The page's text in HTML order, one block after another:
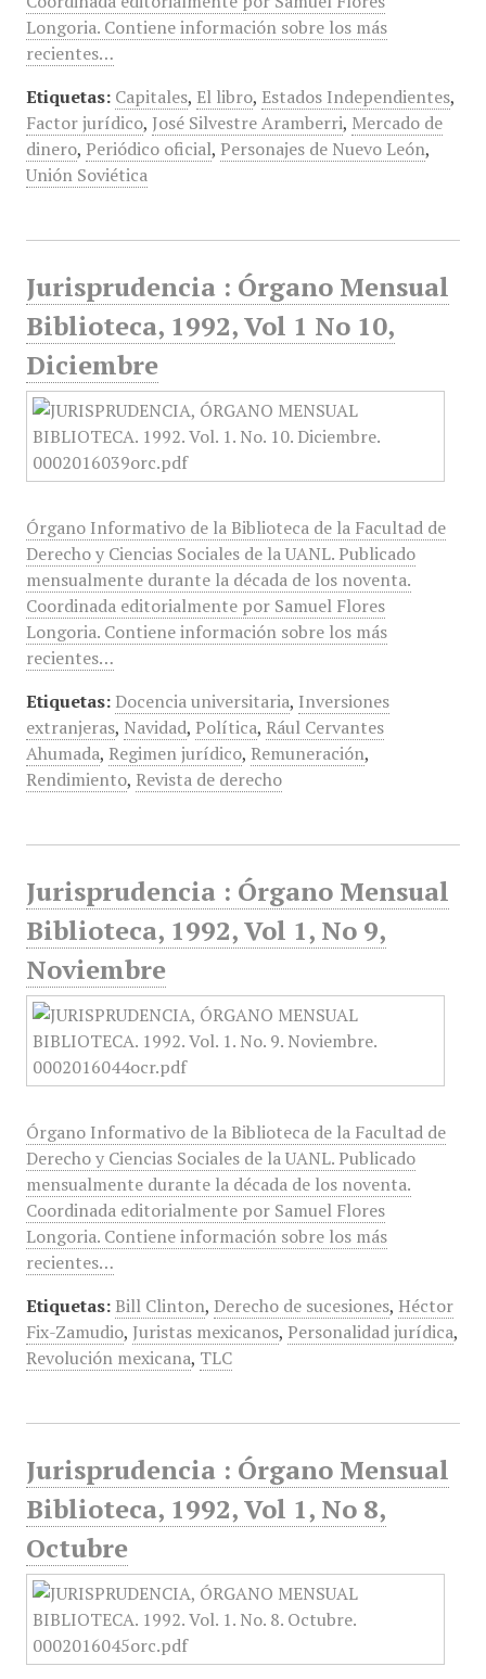
Longoria. Contiene información sobre los más
recientes…
Etiquetas: Capitales, El libro, Estados Independientes,
Factor jurídico, José Silvestre Aramberri, Mercado de
dinero, Periódico oficial, Personajes de Nuevo León,
Unión Soviética
Jurisprudencia : Órgano Mensual
Biblioteca, 1992, Vol 1 No 10,
Diciembre
Órgano Informativo de la Biblioteca de la Facultad de
Derecho y Ciencias Sociales de la UANL. Publicado
mensualmente durante la década de los noventa.
Coordinada editorialmente por Samuel Flores
Longoria. Contiene información sobre los más
recientes…
Etiquetas: Docencia universitaria, Inversiones
extranjeras, Navidad, Política, Rául Cervantes
Ahumada, Regimen jurídico, Remuneración,
Rendimiento, Revista de derecho
Jurisprudencia : Órgano Mensual
Biblioteca, 1992, Vol 1, No 9,
Noviembre
Órgano Informativo de la Biblioteca de la Facultad de
Derecho y Ciencias Sociales de la UANL. Publicado
mensualmente durante la década de los noventa.
Coordinada editorialmente por Samuel Flores
Longoria. Contiene información sobre los más
recientes…
Etiquetas: Bill Clinton, Derecho de sucesiones, Héctor
Fix-Zamudio, Juristas mexicanos, Personalidad jurídica,
Revolución mexicana, TLC
Jurisprudencia : Órgano Mensual
Biblioteca, 1992, Vol 1, No 8,
Octubre